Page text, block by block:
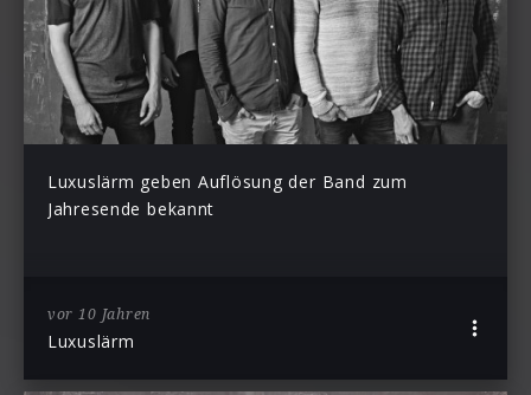
Luxuslärm geben Auflösung der Band zum
Jahresende bekannt
vor 10 Jahren
Luxuslärm